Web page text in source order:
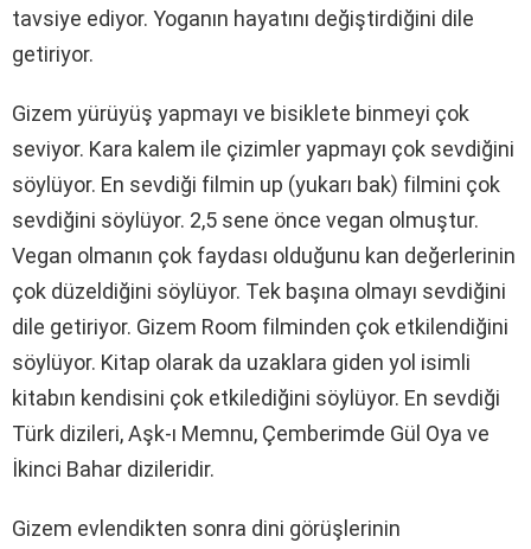
tavsiye ediyor. Yoganın hayatını değiştirdiğini dile
getiriyor.
Gizem yürüyüş yapmayı ve bisiklete binmeyi çok
seviyor. Kara kalem ile çizimler yapmayı çok sevdiğini
söylüyor. En sevdiği filmin up (yukarı bak) filmini çok
sevdiğini söylüyor. 2,5 sene önce vegan olmuştur.
Vegan olmanın çok faydası olduğunu kan değerlerinin
çok düzeldiğini söylüyor. Tek başına olmayı sevdiğini
dile getiriyor. Gizem Room filminden çok etkilendiğini
söylüyor. Kitap olarak da uzaklara giden yol isimli
kitabın kendisini çok etkilediğini söylüyor. En sevdiği
Türk dizileri, Aşk-ı Memnu, Çemberimde Gül Oya ve
İkinci Bahar dizileridir.
Gizem evlendikten sonra dini görüşlerinin